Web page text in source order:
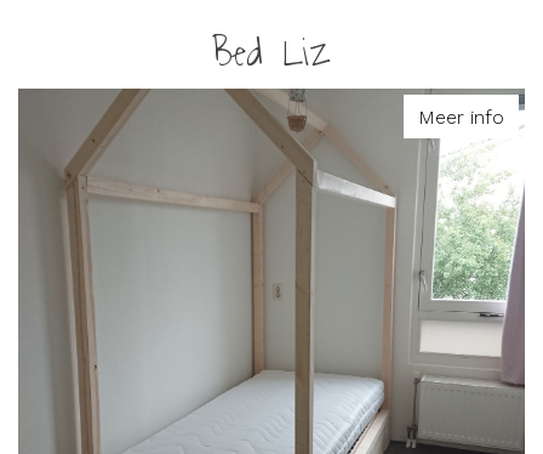
Bed Liz
Meer info